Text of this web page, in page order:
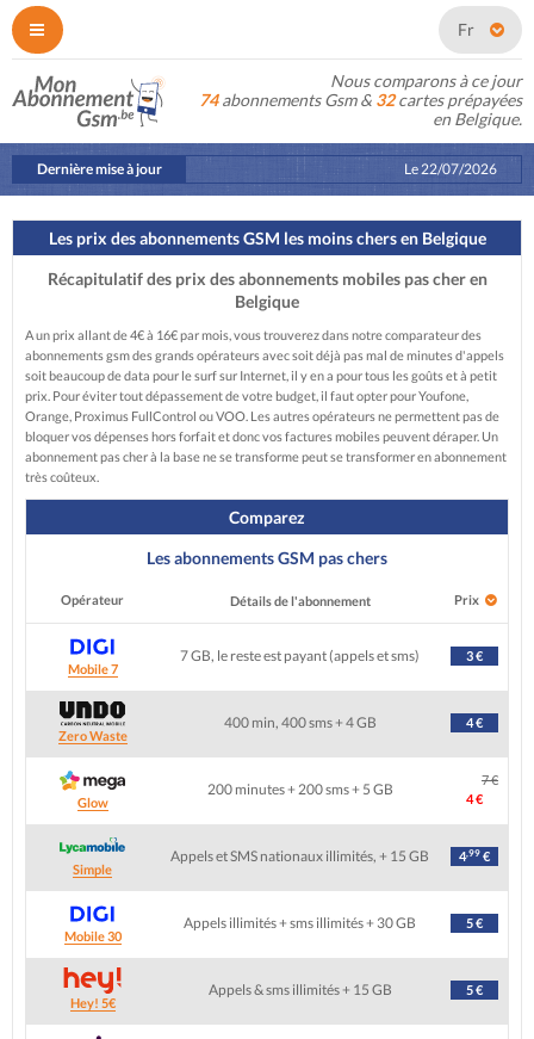
Fr
Nous comparons à ce jour
74abonnements Gsm & 32cartes prépayées
en Belgique.
Dernière mise à jour Le22/07/2026
Les prix des abonnements GSM les moins chers en Belgique
Récapitulatif des prix des abonnements mobiles pas cher en
Belgique
A un prix allant de 4€ à 16€ par mois, vous trouverez dans notre comparateur des
abonnements gsm des grands opérateurs avec soit déjà pas mal de minutes d'appels
soit beaucoup de data pour le surf sur Internet, il y en a pour tous les goûts et à petit
prix. Pour éviter tout dépassement de votre budget, il faut opter pour Youfone,
Orange, Proximus FullControl ou VOO. Les autres opérateurs ne permettent pas de
bloquer vos dépenses hors forfait et donc vos factures mobiles peuvent déraper. Un
abonnement pas cher à la base ne se transforme peut se transformer en abonnement
très coûteux.
Comparez
Les abonnements GSM pas chers
Opérateur Détails de l'abonnement Prix
Mobile 7
7 GB, le reste est payant (appels et sms) 3 €
Zero Waste
400 min, 400 sms + 4 GB 4 €
Glow
200 minutes + 200 sms + 5 GB
7 €
4 €
Simple
Appels et SMS nationaux illimités, + 15 GB 4 ,99 €
Mobile 30
Appels illimités + sms illimités + 30 GB 5 €
Hey! 5€
Appels & sms illimités + 15 GB 5 €